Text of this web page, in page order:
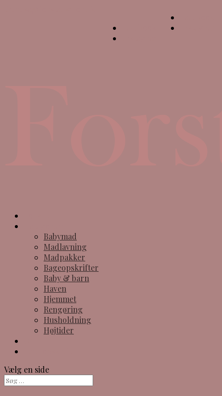
Babymad
Madlavning
Madpakker
Bageopskrifter
Baby & barn
Haven
Hjemmet
Rengøring
Husholdning
Højtider
Vælg en side